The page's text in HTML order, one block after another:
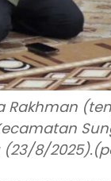
Rakhman
(23/8/